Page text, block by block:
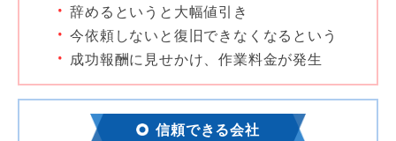
辞めるというと大幅値引き
今依頼しないと復旧できなくなるという
成功報酬に見せかけ、作業料金が発生
信頼できる会社